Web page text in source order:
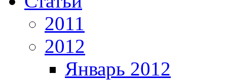
2011
2012
Январь 2012